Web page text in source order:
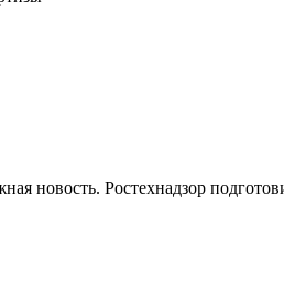
новость. Ростехнадзор